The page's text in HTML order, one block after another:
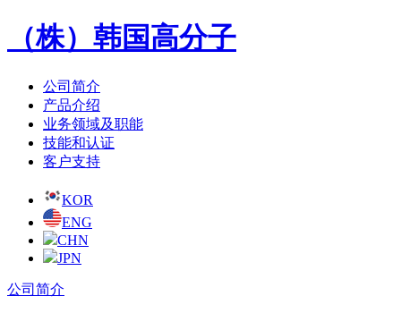
（株）韩国高分子
公司简介
产品介绍
业务领域及职能
技能和认证
客户支持
KOR
ENG
CHN
JPN
公司简介